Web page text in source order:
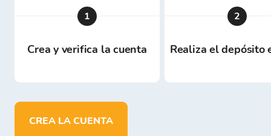
1
Crea y verifica la cuenta
2
Realiza el depósito
CREA LA CUENTA